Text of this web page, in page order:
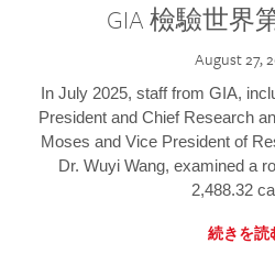
GIA 檢驗世界
August 27,
In July 2025, staff from GIA,
President and Chief Research
Moses and Vice President of
Dr. Wuyi Wang, examined a
2,488.32
続きを読